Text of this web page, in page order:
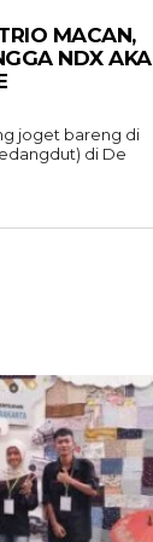
MACAN,
NDX AKA
joget bareng di
di De